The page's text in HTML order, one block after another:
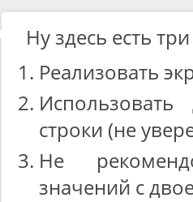
Ну здесь есть
Реализовать
строки (не
Не
значений с